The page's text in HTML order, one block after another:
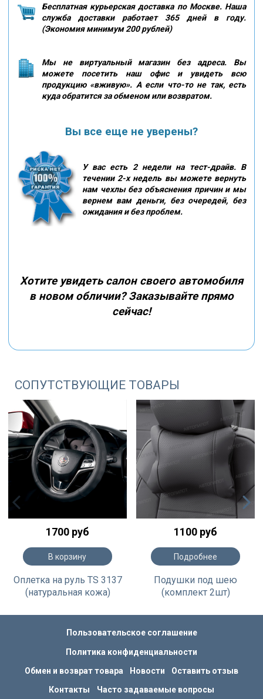
Бесплатная курьерская доставка по Москве. Наша
служба доставки работает 365 дней в году.
(Экономия минимум 200 рублей)
Мы не виртуальный магазин без адреса. Вы
можете посетить наш офис и увидеть всю
продукцию «вживую». А если что-то не так, есть
куда обратится за обменом или возвратом.
Вы все еще не уверены?
У вас есть 2 недели на тест-драйв. В
течении 2-х недель вы можете вернуть
нам чехлы без объяснения причин и мы
вернем вам деньги, без очередей, без
ожидания и без проблем.
Хотите увидеть салон своего автомобиля
в новом обличии? Заказывайте прямо
сейчас!
СОПУТСТВУЮЩИЕ ТОВАРЫ
1700 руб
В корзину
Оплетка на руль TS 3137
(натуральная кожа)
1100 руб
Подробнее
Подушки под шею
(комплект 2шт)
Пользовательское соглашение
Политика конфиденциальности
Обмен и возврат товара Новости Оставить отзыв
Контакты Часто задаваемые вопросы